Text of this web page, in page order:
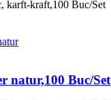
karft-kraft,100 Buc/Set
natur,100 Buc/Set